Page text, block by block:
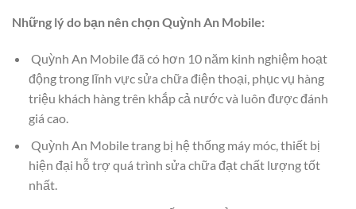
Những lý do bạn nên chọn Quỳnh An Mobile:
Quỳnh An Mobile đã có hơn 10 năm kinh nghiệm hoạt
động trong lĩnh vực sửa chữa điện thoại, phục vụ hàng
triệu khách hàng trên khắp cả nước và luôn được đánh
giá cao.
Quỳnh An Mobile trang bị hệ thống máy móc, thiết bị
hiện đại hỗ trợ quá trình sửa chữa đạt chất lượng tốt
nhất.